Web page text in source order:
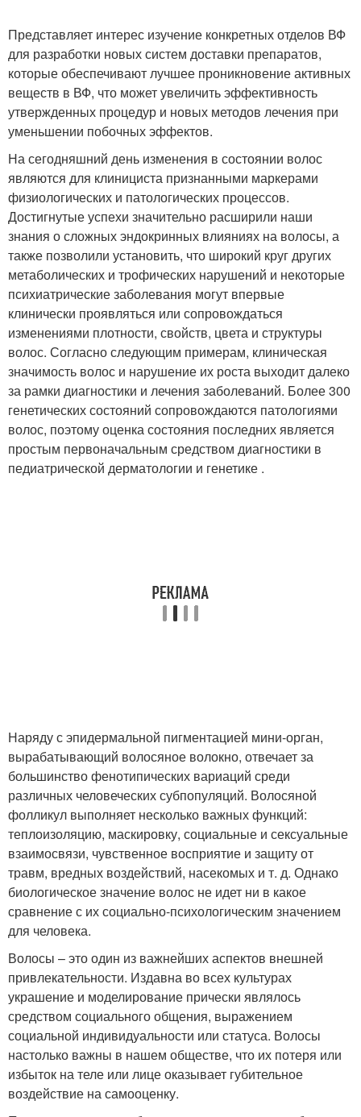
Представляет интерес изучение конкретных отделов ВФ
для разработки новых систем доставки препаратов,
которые обеспечивают лучшее проникновение активных
веществ в ВФ, что может увеличить эффективность
утвержденных процедур и новых методов лечения при
уменьшении побочных эффектов.
На сегодняшний день изменения в состоянии волос
являются для клинициста признанными маркерами
физиологических и патологических процессов.
Достигнутые успехи значительно расширили наши
знания о сложных эндокринных влияниях на волосы, а
также позволили установить, что широкий круг других
метаболических и трофических нарушений и некоторые
психиатрические заболевания могут впервые
клинически проявляться или сопровождаться
изменениями плотности, свойств, цвета и структуры
волос. Согласно следующим примерам, клиническая
значимость волос и нарушение их роста выходит далеко
за рамки диагностики и лечения заболеваний. Более 300
генетических состояний сопровождаются патологиями
волос, поэтому оценка состояния последних является
простым первоначальным средством диагностики в
педиатрической дерматологии и генетике .
Наряду с эпидермальной пигментацией мини-орган,
вырабатывающий волосяное волокно, отвечает за
большинство фенотипических вариаций среди
различных человеческих субпопуляций. Волосяной
фолликул выполняет несколько важных функций:
теплоизоляцию, маскировку, социальные и сексуальные
взаимосвязи, чувственное восприятие и защиту от
травм, вредных воздействий, насекомых и т. д. Однако
биологическое значение волос не идет ни в какое
сравнение с их социально-психологическим значением
для человека.
Волосы – это один из важнейших аспектов внешней
привлекательности. Издавна во всех культурах
украшение и моделирование прически являлось
средством социального общения, выражением
социальной индивидуальности или статуса. Волосы
настолько важны в нашем обществе, что их потеря или
избыток на теле или лице оказывает губительное
воздействие на самооценку.